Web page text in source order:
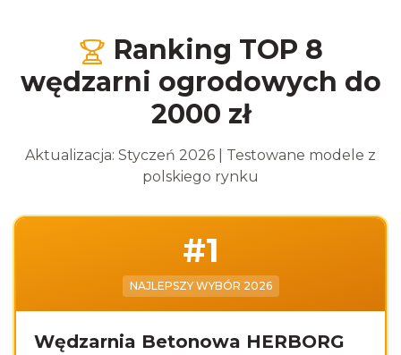
Ranking TOP 8
wędzarni ogrodowych do
2000 zł
Aktualizacja: Styczeń 2026 | Testowane modele z
polskiego rynku
#1
NAJLEPSZY WYBÓR 2026
Wędzarnia Betonowa HERBORG